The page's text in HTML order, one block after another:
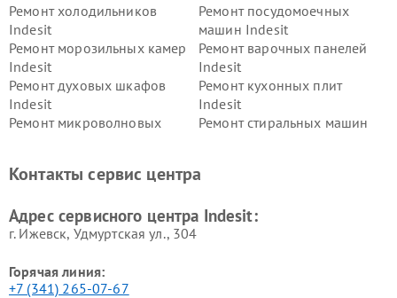
Ремонт холодильников
Indesit
Ремонт посудомоечных
машин Indesit
Ремонт морозильных камер
Indesit
Ремонт варочных панелей
Indesit
Ремонт духовых шкафов
Indesit
Ремонт кухонных плит
Indesit
Ремонт микроволновых
Ремонт стиральных машин
Indesit
Indesit
Контакты сервис центра
Адрес сервисного центра Indesit:
г. Ижевск, Удмуртская ул., 304
Горячая линия:
+7 (341) 265-07-67